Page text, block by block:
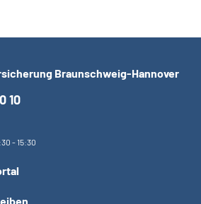
Braunschweig-Hannover
10
- 15:30